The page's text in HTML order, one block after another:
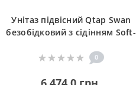
Унітаз підвісний Qtap Swan
безобідковий з сідінням Soft-
0